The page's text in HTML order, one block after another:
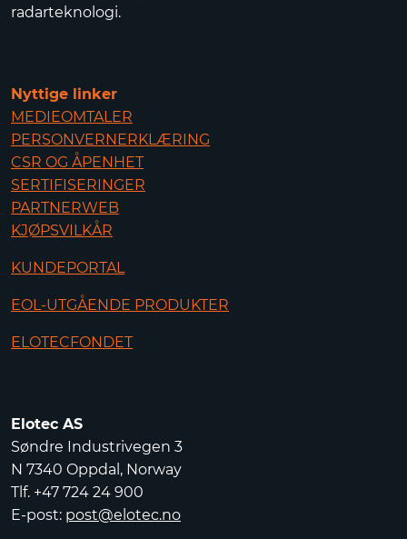
radarteknologi.
Nyttige linker
MEDIEOMTALER
PERSONVERNERKLÆRING
CSR OG ÅPENHET
SERTIFISERINGER
PARTNERWEB
KJØPSVILKÅR
KUNDEPORTAL
EOL-UTGÅENDE PRODUKTER
ELOTECFONDET
Elotec AS
Søndre Industrivegen 3
N 7340 Oppdal, Norway
Tlf. +47 724 24 900
E-post: post@elotec.no